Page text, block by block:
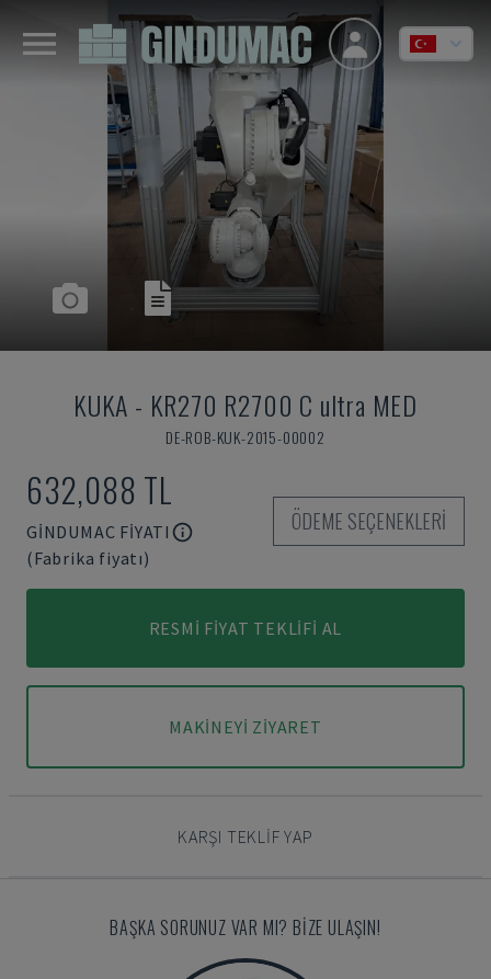
KUKA - KR270 R2700 C ultra MED
DE-ROB-KUK-2015-00002
632,088 TL
GINDUMAC FIYATI
(Fabrika fiyatı)
ÖDEME SEÇENEKLERI
RESMI FIYAT TEKLIFI AL
MAKINEYI ZIYARET
KARŞI TEKLIF YAP
BAŞKA SORUNUZ VAR MI? BIZE ULAŞIN!